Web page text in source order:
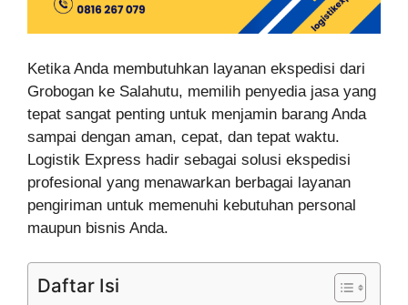
Ketika Anda membutuhkan layanan ekspedisi dari
Grobogan ke Salahutu, memilih penyedia jasa yang
tepat sangat penting untuk menjamin barang Anda
sampai dengan aman, cepat, dan tepat waktu.
Logistik Express hadir sebagai solusi ekspedisi
profesional yang menawarkan berbagai layanan
pengiriman untuk memenuhi kebutuhan personal
maupun bisnis Anda.
Daftar Isi